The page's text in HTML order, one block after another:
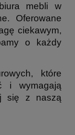
mebli w
Oferowane
ciekawym,
o każdy
które
i wymagają
się z naszą